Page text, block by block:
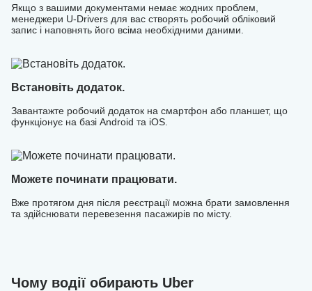
Якщо з вашими документами немає жодних проблем,
менеджери U-Drivers для вас створять робочий обліковий
запис і наповнять його всіма необхідними даними.
Встановіть додаток.
Завантажте робочий додаток на смартфон або планшет, що
функціонує на базі Android та iOS.
Можете починати працювати.
Вже протягом дня після реєстрації можна брати замовлення
та здійснювати перевезення пасажирів по місту.
Чому водії обирають Uber